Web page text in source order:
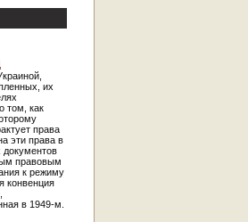
их
том, как
права
эти права в
правовым
к режиму
конвенция
в 1949-м.